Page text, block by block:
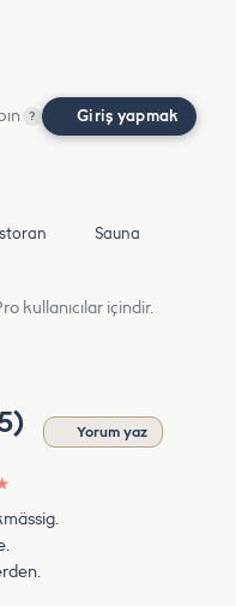
? Giriş yapmak
Sauna
kullanıcılar içindir.
Yorum yaz